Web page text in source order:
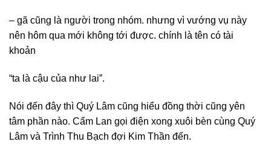
– gã cũng là người trong nhóm. nhưng vì vướng vụ này
nên hôm qua mới không tới được. chính là tên có tài
khoản
“ta là cậu của như lai”.
Nói đến đây thì Quý Lâm cũng hiểu đồng thời cũng yên
tâm phần nào. Cẩm Lan gọi điện xong xuôi bèn cùng Quý
Lâm và Trình Thu Bạch đợi Kim Thần đến.